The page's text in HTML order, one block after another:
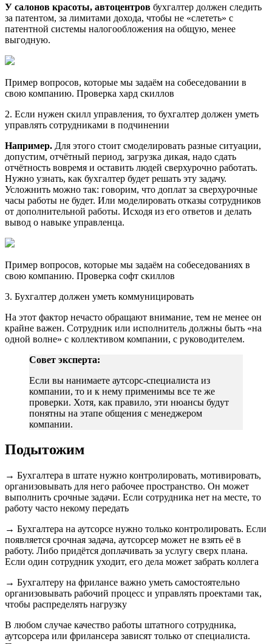
У салонов красоты, автоцентров бухгалтер должен следить
за патентом, за лимитами дохода, чтобы не «слететь» с
патентной системы налогообложения на общую, менее
выгодную.
Пример вопросов, которые мы задаём на собеседовании в
свою компанию. Проверка хард скиллов
2. Если нужен скилл управления, то бухгалтер должен уметь
управлять сотрудниками в подчинении
Например. Для этого стоит смоделировать разные ситуации,
допустим, отчётный период, загрузка дикая, надо сдать
отчётность вовремя и оставить людей сверхурочно работать.
Нужно узнать, как бухгалтер будет решать эту задачу.
Усложнить можно так: говорим, что доплат за сверхурочные
часы работы не будет. Или моделировать отказы сотрудников
от дополнительной работы. Исходя из его ответов и делать
вывод о навыке управленца.
Пример вопросов, которые мы задаём на собеседованиях в
свою компанию. Проверка софт скиллов
3. Бухгалтер должен уметь коммуницировать
На этот фактор нечасто обращают внимание, тем не менее он
крайне важен. Сотрудник или исполнитель должны быть «на
одной волне» с коллективом компании, с руководителем.
Совет эксперта:
Если вы нанимаете аутсорс-специалиста из
компании, то и к нему применимы все те же
проверки. Хотя, как правило, эти нюансы будут
понятны на этапе общения с менеджером
компании.
Подытожим
→ Бухгалтера в штате нужно контролировать, мотивировать,
организовывать для него рабочее пространство. Он может
выполнить срочные задачи. Если сотрудника нет на месте, то
работу часто некому передать
→ Бухгалтера на аутсорсе нужно только контролировать. Если
появляется срочная задача, аутсорсер может не взять её в
работу. Либо придётся доплачивать за услугу сверх плана.
Если один сотрудник уходит, его дела может забрать коллега
→ Бухгалтеру на фрилансе важно уметь самостоятельно
организовывать рабочий процесс и управлять проектами так,
чтобы распределять нагрузку
В любом случае качество работы штатного сотрудника,
аутсорсера или фрилансера зависят только от специалиста.